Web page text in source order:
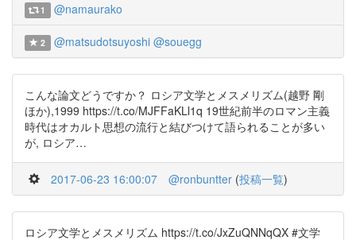
1 @namaurako
2 @matsudotsuyoshi @souegg
こんな論文どうですか？ ロシア文学とメスメリズム(越野 剛
ほか),1999 https://t.co/MJFFaKLl1q 19世紀前半のロマン主義
時代はオカルト思想の流行と結びつけて語られることが多い
が, ロシア…
2017-06-23 16:00:07 @ronbuntter (投稿一覧)
ロシア文学とメスメリズム https://t.co/JxZuQNNqQX #文学